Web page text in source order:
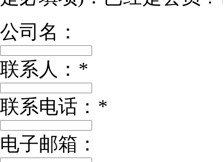
公司名：
联系人： *
联系电话： *
电子邮箱：